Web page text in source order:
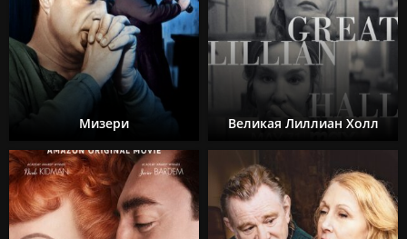
Мизери Великая Лиллиан Холл